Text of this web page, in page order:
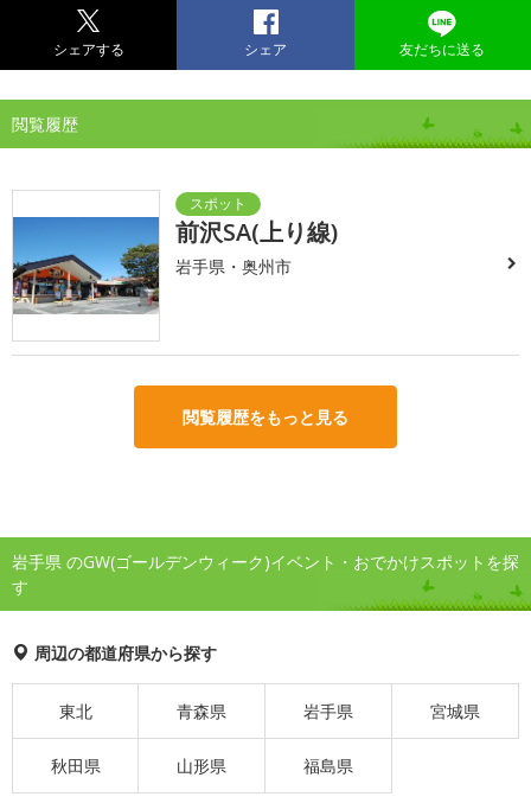
シェアする シェア 友だちに送る
閲覧履歴
前沢SA(上り線)
岩手県・奥州市
閲覧履歴をもっと見る
岩手県 のGW(ゴールデンウィーク)イベント・おでかけスポットを探
す
周辺の都道府県から探す
東北 青森県 岩手県 宮城県
秋田県 山形県 福島県